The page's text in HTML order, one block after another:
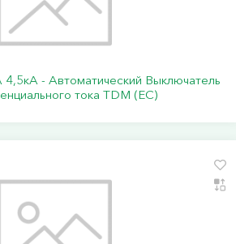
- Автоматический Выключатель
тока TDM (ЕС)